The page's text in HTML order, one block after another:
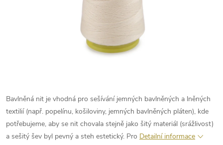
Bavlněná nit je vhodná pro sešívání jemných bavlněných a lněných
textilií (např. popelínu, košiloviny, jemných bavlněných pláten), kde
potřebujeme, aby se nit chovala stejně jako šitý materiál (srážlivost)
a sešitý šev byl pevný a steh estetický. Pro Detailní informace